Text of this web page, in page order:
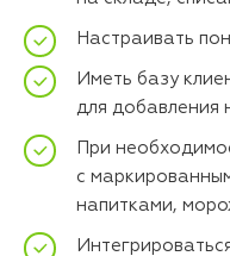
Настраивать
Иметь базу
для добавления
При
с
напитками,